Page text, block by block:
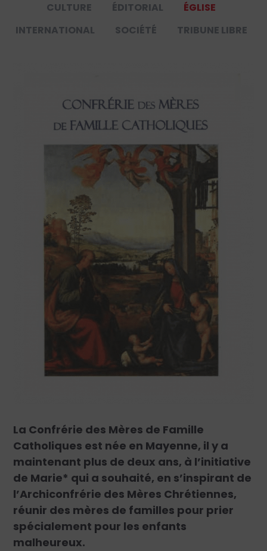
CULTURE
ÉDITORIAL
ÉGLISE
INTERNATIONAL
SOCIÉTÉ TRIBUNE LIBRE
La Confrérie des Mères de Famille
Catholiques est née en Mayenne, il y a
maintenant plus de deux ans, à l’initiative
de Marie* qui a souhaité, en s’inspirant de
l’Archiconfrérie des Mères Chrétiennes,
réunir des mères de familles pour prier
spécialement pour les enfants
malheureux.